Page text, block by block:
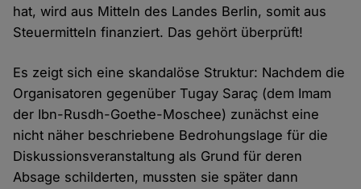
hat, wird aus Mitteln des Landes Berlin, somit aus
Steuermitteln finanziert. Das gehört überprüft!
Es zeigt sich eine skandalöse Struktur: Nachdem die
Organisatoren gegenüber Tugay Saraç (dem Imam
der Ibn-Rusdh-Goethe-Moschee) zunächst eine
nicht näher beschriebene Bedrohungslage für die
Diskussionsveranstaltung als Grund für deren
Absage schilderten, mussten sie später dann